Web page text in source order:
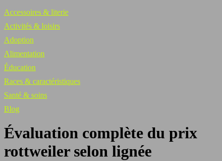
Accessoires & literie
Activités & loisirs
Adoption
Alimentation
Éducation
Races & caractéristiques
Santé & soins
Blog
Évaluation complète du prix
rottweiler selon lignée